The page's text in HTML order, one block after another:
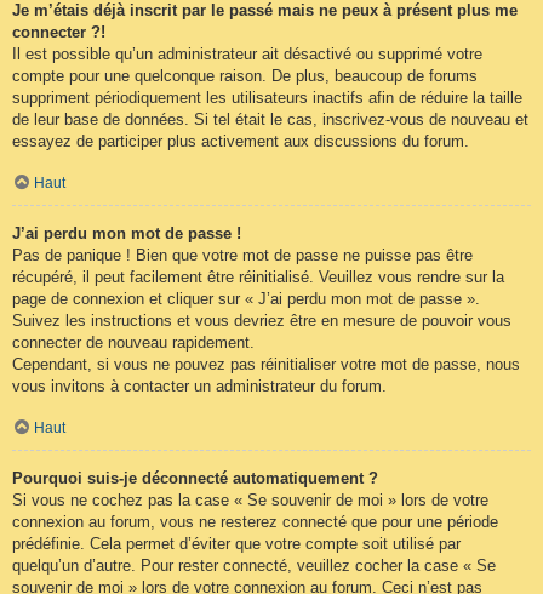
Je m’étais déjà inscrit par le passé mais ne peux à présent plus me
connecter ?!
Il est possible qu’un administrateur ait désactivé ou supprimé votre
compte pour une quelconque raison. De plus, beaucoup de forums
suppriment périodiquement les utilisateurs inactifs afin de réduire la taille
de leur base de données. Si tel était le cas, inscrivez-vous de nouveau et
essayez de participer plus activement aux discussions du forum.
Haut
J’ai perdu mon mot de passe !
Pas de panique ! Bien que votre mot de passe ne puisse pas être
récupéré, il peut facilement être réinitialisé. Veuillez vous rendre sur la
page de connexion et cliquer sur « J’ai perdu mon mot de passe ».
Suivez les instructions et vous devriez être en mesure de pouvoir vous
connecter de nouveau rapidement.
Cependant, si vous ne pouvez pas réinitialiser votre mot de passe, nous
vous invitons à contacter un administrateur du forum.
Haut
Pourquoi suis-je déconnecté automatiquement ?
Si vous ne cochez pas la case « Se souvenir de moi » lors de votre
connexion au forum, vous ne resterez connecté que pour une période
prédéfinie. Cela permet d’éviter que votre compte soit utilisé par
quelqu’un d’autre. Pour rester connecté, veuillez cocher la case « Se
souvenir de moi » lors de votre connexion au forum. Ceci n’est pas